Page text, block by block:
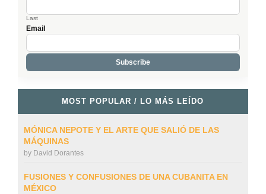
Last
Email
MOST POPULAR / LO MÁS LEÍDO
MÓNICA NEPOTE Y EL ARTE QUE SALIÓ DE LAS
MÁQUINAS
by David Dorantes
FUSIONES Y CONFUSIONES DE UNA CUBANITA EN
MÉXICO